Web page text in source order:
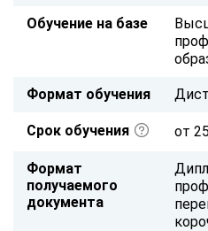
Обучение на базе
Формат обучения
Срок обучения от
Формат
получаемого
документа